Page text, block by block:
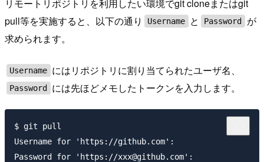
リモートリポジトリを利用したい環境でgit cloneまたはgit
pull等を実施すると、以下の通り
Username と Password
が
求められます。
Username にはリポジトリに割り当てられたユーザ名、
Password には先ほどメモしたトークンを入力します。
$ git pull
Username for 'https://github.com':